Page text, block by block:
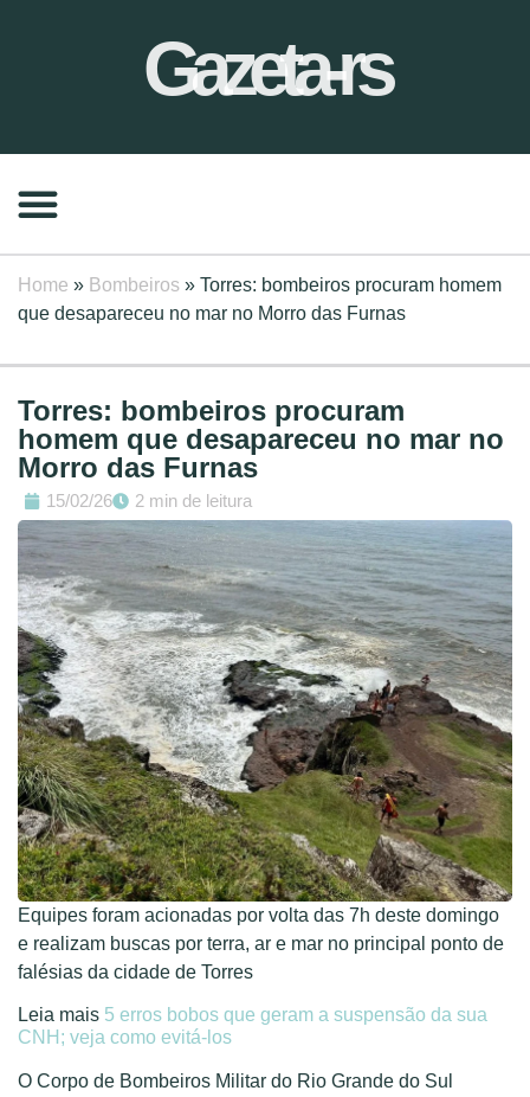
Gazeta-rs
Home » Bombeiros » Torres: bombeiros procuram homem
que desapareceu no mar no Morro das Furnas
Torres: bombeiros procuram
homem que desapareceu no mar no
Morro das Furnas
15/02/26 2 min de leitura
Equipes foram acionadas por volta das 7h deste domingo
e realizam buscas por terra, ar e mar no principal ponto de
falésias da cidade de Torres
Leia mais 5 erros bobos que geram a suspensão da sua
CNH; veja como evitá-los
O Corpo de Bombeiros Militar do Rio Grande do Sul